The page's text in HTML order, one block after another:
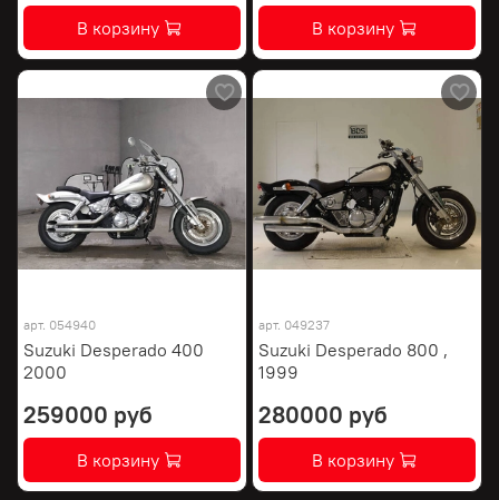
В корзину В корзину
арт. 054940
Suzuki Desperado 400
2000
259000 руб
В корзину
арт. 049237
Suzuki Desperado 800 ,
1999
280000 руб
В корзину